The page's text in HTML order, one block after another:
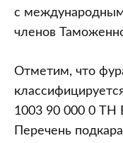
с
членов
Отметим, что
1003 90 000 0 ТН
Перечень